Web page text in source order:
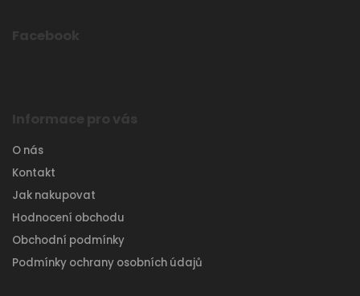
Facebook
Informace pro vás
O nás
Kontakt
Jak nakupovat
Hodnocení obchodu
Obchodní podmínky
Podmínky ochrany osobních údajů